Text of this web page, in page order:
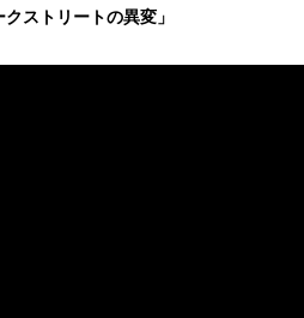
クストリートの異変」